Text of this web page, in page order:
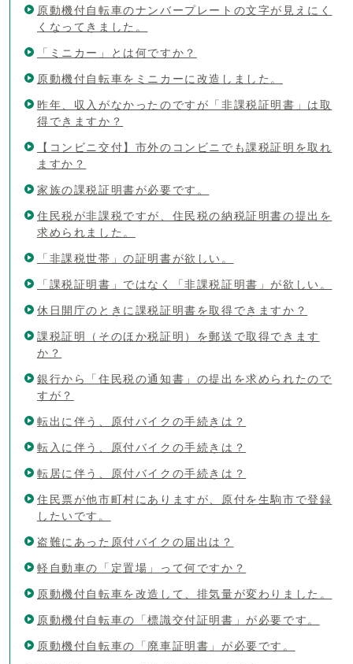
原動機付自転車のナンバープレートの文字が見えにく
くなってきました。
「ミニカー」とは何ですか？
原動機付自転車をミニカーに改造しました。
昨年、収入がなかったのですが「非課税証明書」は取
得できますか？
【コンビニ交付】市外のコンビニでも課税証明を取れ
ますか？
家族の課税証明書が必要です。
住民税が非課税ですが、住民税の納税証明書の提出を
求められました。
「非課税世帯」の証明書が欲しい。
「課税証明書」ではなく「非課税証明書」が欲しい。
休日開庁のときに課税証明書を取得できますか？
課税証明（そのほか税証明）を郵送で取得できます
か？
銀行から「住民税の通知書」の提出を求められたので
すが？
転出に伴う、原付バイクの手続きは？
転入に伴う、原付バイクの手続きは？
転居に伴う、原付バイクの手続きは？
住民票が他市町村にありますが、原付を生駒市で登録
したいです。
盗難にあった原付バイクの届出は？
軽自動車の「定置場」って何ですか？
原動機付自転車を改造して、排気量が変わりました。
原動機付自転車の「標識交付証明書」が必要です。
原動機付自転車の「廃車証明書」が必要です。